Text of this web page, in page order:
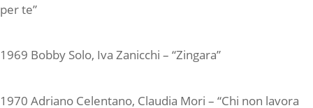
per te”
1969 Bobby Solo, Iva Zanicchi – “Zingara”
1970 Adriano Celentano, Claudia Mori – “Chi non lavora